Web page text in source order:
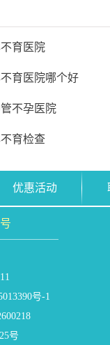
育医院
育医院哪个好
不孕医院
育检查
优惠活动
号-1
号